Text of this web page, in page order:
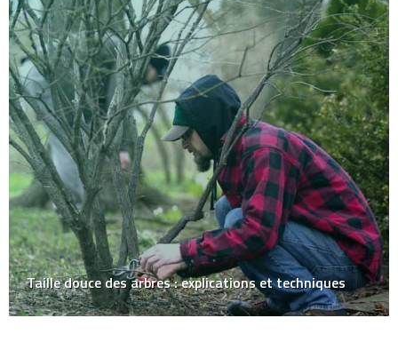
Taille douce des arbres : explications et techniques